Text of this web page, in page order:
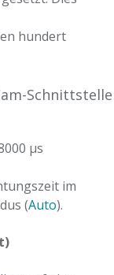
hundert
µs
im
(Auto).